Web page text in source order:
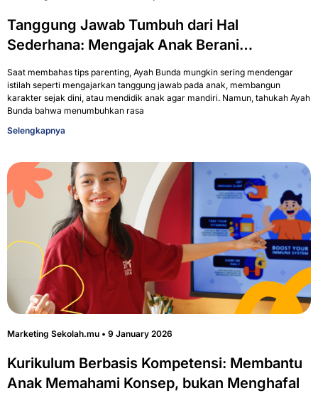
Tanggung Jawab Tumbuh dari Hal
Sederhana: Mengajak Anak Berani
Menghadapi Masalah Bukan Soal Siapa yang
Salah, Tapi Apa yang Bisa Kita Lakukan
untuk Memperbaiki Kesalahan
Saat membahas tips parenting, Ayah Bunda mungkin sering mendengar
istilah seperti mengajarkan tanggung jawab pada anak, membangun
karakter sejak dini, atau mendidik anak agar mandiri. Namun, tahukah Ayah
Bunda bahwa menumbuhkan rasa
Selengkapnya
Kurikulum Berbasis Kompetensi: Membantu
Anak Memahami Konsep, bukan Menghafal
Marketing Sekolah.mu 9 January 2026